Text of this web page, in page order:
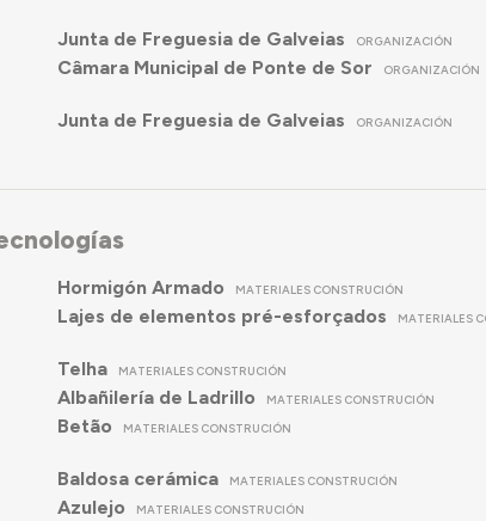
Junta de Freguesia de Galveias ORGANIZACIÓN
Câmara Municipal de Ponte de Sor ORGANIZACIÓN
Junta de Freguesia de Galveias ORGANIZACIÓN
Hormigón Armado MATERIALES CONSTRUCIÓN
Lajes de elementos pré-esforçados MATERIALES
Telha MATERIALES CONSTRUCIÓN
Albañilería de Ladrillo MATERIALES CONSTRUCIÓN
Betão MATERIALES CONSTRUCIÓN
Baldosa cerámica MATERIALES CONSTRUCIÓN
Azulejo MATERIALES CONSTRUCIÓN